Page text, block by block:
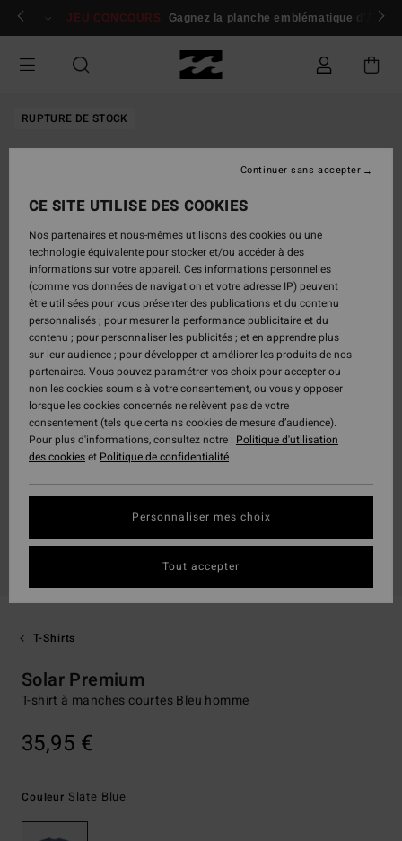
Passer
Se connecter / s'inscrire
JEU CONCOURS Gagnez la planche emblématique d'Andy
RUPTURE DE STOCK
T-Shirts
Solar Premium
T-shirt à manches courtes Bleu homme
35,95 €
Couleur Slate Blue
CE SITE UTILISE DES COOKIES
Nos partenaires et nous-mêmes utilisons des cookies ou une
technologie équivalente pour stocker et/ou accéder à des
informations sur votre appareil. Ces informations personnelles
(comme vos données de navigation et votre adresse IP) peuvent
être utilisées pour vous présenter des publications et du contenu
personnalisés ; pour mesurer la performance publicitaire et du
contenu ; pour personnaliser les publicités ; et en apprendre plus
sur leur audience ; pour développer et améliorer les produits de nos
partenaires. Vous pouvez paramétrer vos choix pour accepter ou
non les cookies soumis à votre consentement, ou vous y opposer
lorsque les cookies concernés ne relèvent pas de votre
consentement (tels que certains cookies de mesure d’audience).
Pour plus d'informations, consultez notre : Politique d'utilisation
des cookieset Politique de confidentialité
Personnaliser mes choix
Continuer sans accepter
Tout accepter